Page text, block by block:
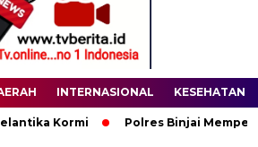
INTERNASIONAL KESEHATAN
Kormi Polres Binjai